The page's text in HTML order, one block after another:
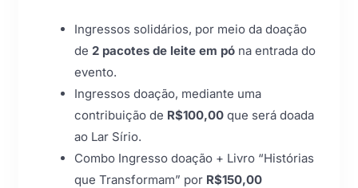
Ingressos solidários, por meio da doação
de 2 pacotes de leite em pó na entrada do
evento.
Ingressos doação, mediante uma
contribuição de R$100,00 que será doada
ao Lar Sírio.
Combo Ingresso doação + Livro “Histórias
que Transformam” por R$150,00